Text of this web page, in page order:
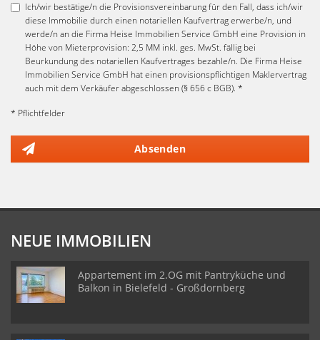
Ich/wir bestätige/n die Provisionsvereinbarung für den Fall, dass ich/wir
diese Immobilie durch einen notariellen Kaufvertrag erwerbe/n, und
werde/n an die Firma Heise Immobilien Service GmbH eine Provision in
Höhe von Mieterprovision: 2,5 MM inkl. ges. MwSt. fällig bei
Beurkundung des notariellen Kaufvertrages bezahle/n. Die Firma Heise
Immobilien Service GmbH hat einen provisionspflichtigen Maklervertrag
auch mit dem Verkäufer abgeschlossen (§ 656 c BGB). *
* Pflichtfelder
Absenden
NEUE IMMOBILIEN
Appartement im 2.OG mit Pantryküche und
Balkon in Bielefeld - Großdornberg